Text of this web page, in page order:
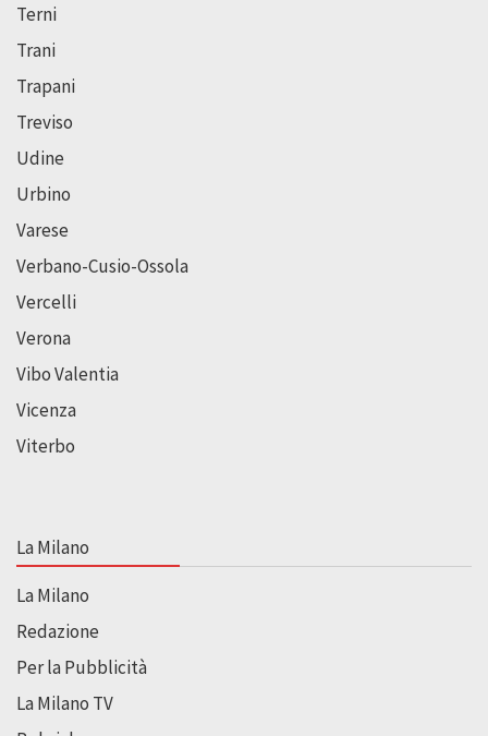
Terni
Trani
Trapani
Treviso
Udine
Urbino
Varese
Verbano-Cusio-Ossola
Vercelli
Verona
Vibo Valentia
Vicenza
Viterbo
La Milano
La Milano
Redazione
Per la Pubblicità
La Milano TV